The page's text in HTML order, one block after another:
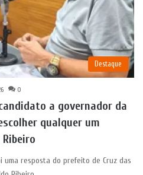
Destaque
0
a governador da
qualquer um
resposta do prefeito de Cruz das